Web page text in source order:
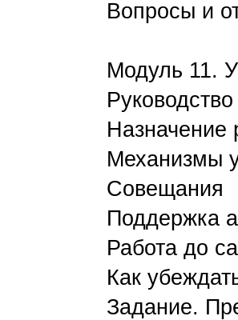
Вопросы и
Модуль 11.
Назначение
Механизмы
Совещания
Поддержка
Работа до
Как
Задание.